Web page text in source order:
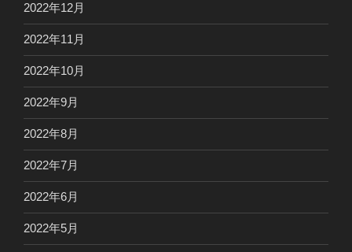
2022年12月
2022年11月
2022年10月
2022年9月
2022年8月
2022年7月
2022年6月
2022年5月